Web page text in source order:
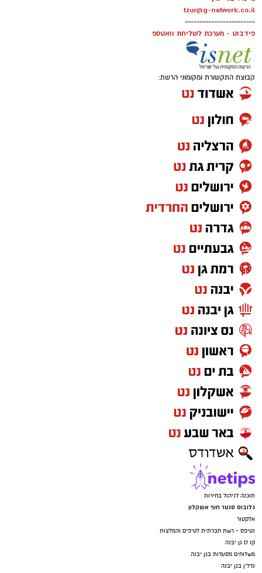
אריק מלך החיות וניבה קשת.
בעירייה מציינים כי מדובר באירוע הסיום של סדרת
להגיע, לטייל בין הדוכנים, ליהנות מהמופעים ולסיים
את חופשת הקיץ באווירה חגיגית.
הכניסה חופשית.
לחצו כאן
יש לכם מידע חשוב שטרם נחשף? צילומים מאירוע
חדשותי? מצאתם טעות בכתבה? נשמח שתשתפו
אותנו
tzur@g-network.co.il
------------------------
פידבוט - מערכת לשליחת וואטספ
קבוצת התקשורת ומקומוני הרשת:
תוכנה לניהול בחירות
גלובוס סנטר חוף אשקלון
אלקטור
נטיפס - רשת חברתית לטיפים והמלצות
קו 17 גן יבנה
משלוחים מסעדות בגן יבנה
נדל"ן בגן יבנה